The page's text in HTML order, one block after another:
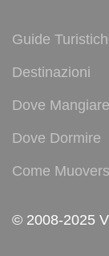
Guide
Destinazioni
Dove Mangiare
Dove Dormire
Come
© 2008-2025